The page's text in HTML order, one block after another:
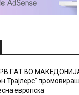
ПАТ ВО
Трајлерс“
европска